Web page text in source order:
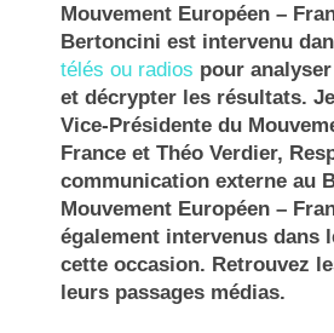
Mouvement Européen –
Bertoncini est intervenu
télés ou radios pour
et décrypter les résultats.
Vice-Présidente du
France et Théo Verdier,
communication externe au
Mouvement Européen –
également intervenus dans
cette occasion. Retrouvez
leurs passages médias.